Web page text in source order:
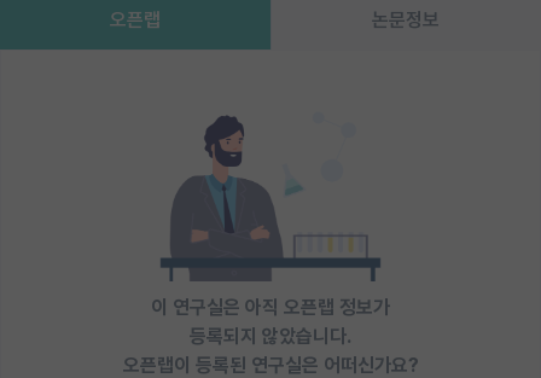
오픈랩 논문정보
이 연구실은 아직 오픈랩 정보가
등록되지 않았습니다.
오픈랩이 등록된 연구실은 어떠신가요?